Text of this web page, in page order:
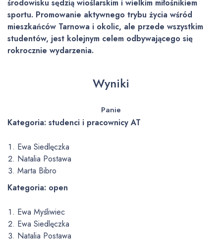
środowisku sędzią wioślarskim i wielkim miłośnikiem
sportu. Promowanie aktywnego trybu życia wśród
mieszkańców Tarnowa i okolic, ale przede wszystkim
studentów, jest kolejnym celem odbywającego się
rokrocznie wydarzenia.
Wyniki
Panie
Kategoria: studenci i pracownicy AT
Ewa Siedlęczka
Natalia Postawa
Marta Bibro
Kategoria: open
Ewa Myśliwiec
Ewa Siedlęczka
Natalia Postawa